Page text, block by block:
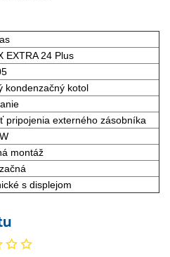
EXTRA 24 Plus
kondenzačný kotol
pripojenia externého zásobníka
montáž
s displejom